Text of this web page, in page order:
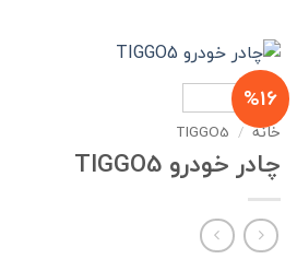
%16
خانه /
TIGGO5
چادر خودرو TIGGO5